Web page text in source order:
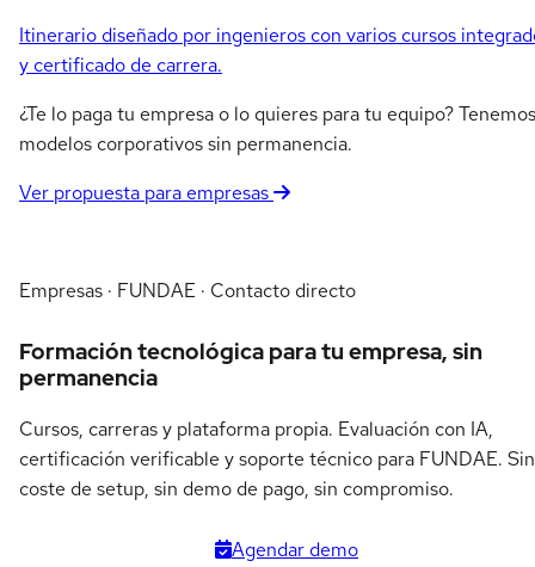
Itinerario diseñado por ingenieros con varios cursos
y certificado de carrera.
¿Te lo paga tu empresa o lo quieres para tu equipo? Tenemos
modelos corporativos sin permanencia.
Ver propuesta para empresas
Empresas · FUNDAE · Contacto directo
Formación tecnológica para tu empresa, sin
permanencia
Cursos, carreras y plataforma propia. Evaluación con IA,
certificación verificable y soporte técnico para FUNDAE. Sin
coste de setup, sin demo de pago, sin compromiso.
Agendar demo